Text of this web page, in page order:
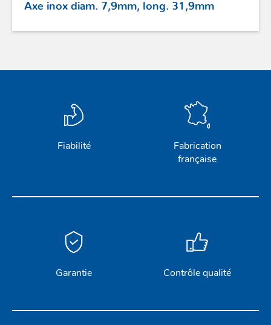
Axe inox diam. 7,9mm, long. 31,9mm
Fiabilité
Fabrication
française
Garantie Contrôle qualité